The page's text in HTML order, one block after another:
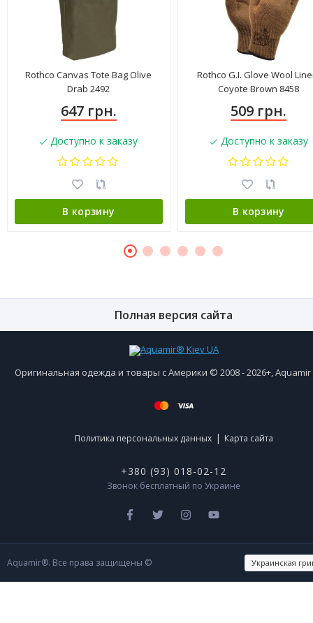
Rothco Canvas Tote Bag Olive
Drab 2492
647 грн.
Доступно к заказу
В корзину
Rothco G.I. Glove Wool
Coyote Brown 8458
509 грн.
Доступно к заказу
В корзину
Полная версия сайта
Оригинальная одежда и товары с Америки © 2008 - 2026+,
Политика персональных данных | Карта сайта
+380 (93) 018-02-12
Звонок бесплатный по Украине
Aquamir®. Все права защищены ©